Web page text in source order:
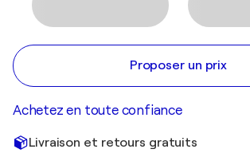
Proposer un prix
Achetez en toute confiance
Livraison et retours gratuits